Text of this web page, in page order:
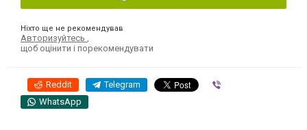
Ніхто ще не рекомендував
Авторизуйтесь
щоб оцінити і порекомендувати
Reddit Telegram
WhatsApp